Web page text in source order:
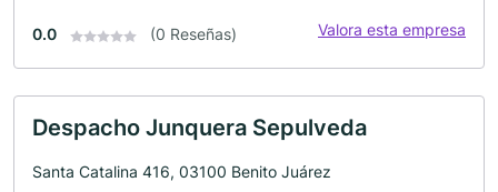
0.0 (0 Reseñas) Valora esta empresa
Despacho Junquera Sepulveda
Santa Catalina 416, 03100 Benito Juárez